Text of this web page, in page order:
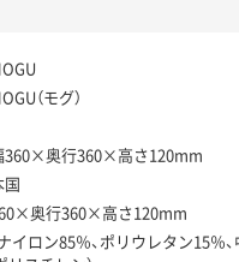
（モグ）
360×奥行360×高さ120mm
国
奥行360×高さ120mm
ナイロン85％、ポリウレタン15％